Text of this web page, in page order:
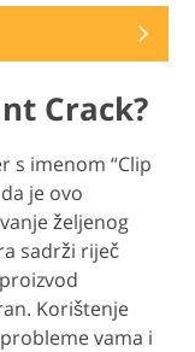
Crack?
s imenom “Clip
je ovo
željenog
sadrži riječ
Korištenje
vama i